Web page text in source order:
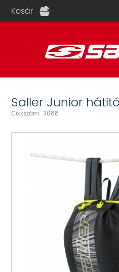
Kosár
Saller Junior
Cikkszám: 3088